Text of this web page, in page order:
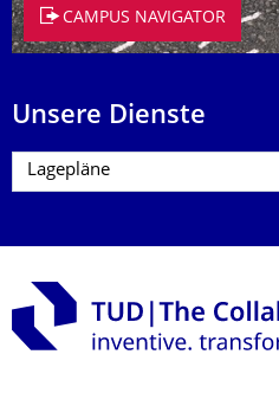
CAMPUS NAVIGATOR
Unsere Dienste